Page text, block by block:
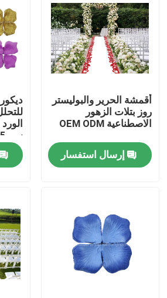
مراقبة الجودة
اتصل بنا
أخبار
حالات
عشب صناعي للديكور
عشب صناعي
أقمشة الحرير والبوليستر
روز بتلات الزهور
الاصطناعية OEM ODM
إرسال استفسار
سم 5 * 5 سم